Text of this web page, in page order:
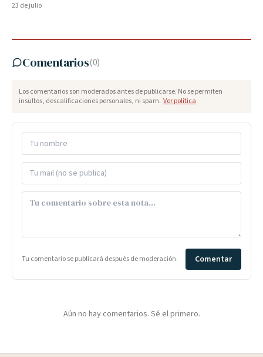
23 de julio
Comentarios(0)
Los comentarios son moderados antes de publicarse. No se permiten
insultos, descalificaciones personales, ni spam. Ver política
Tu comentario se publicará después de moderación. Comentar
Aún no hay comentarios. Sé el primero.